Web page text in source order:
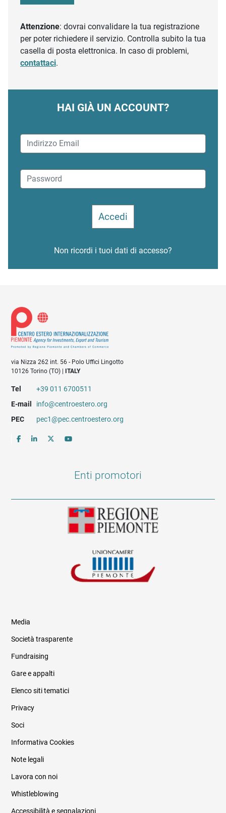
Attenzione: dovrai convalidare la tua registrazione
per poter richiedere il servizio. Controlla subito la tua
casella di posta elettronica. In caso di problemi,
contattaci.
HAI GIÀ UN ACCOUNT?
Non ricordi i tuoi dati di accesso?
via Nizza 262 int. 56 - Polo Uffici Lingotto
10126 Torino (TO) |ITALY
Tel
+39 011 6700511
E-mail
info@centroestero.org
PEC
pec1@pec.centroestero.org
Enti promotori
Informazioni legali e trasparenza
Media
Società trasparente
Fundraising
Gare e appalti
Elenco siti tematici
Privacy
Soci
Informativa Cookies
Note legali
Lavora con noi
Whistleblowing
Accessibilità e segnalazioni